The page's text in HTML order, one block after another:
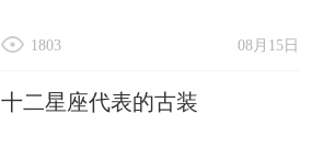
08月15日
1803
十二星座代表的古装